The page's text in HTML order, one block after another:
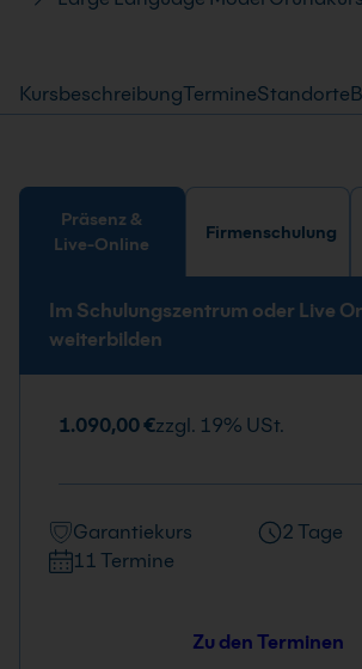
KursbeschreibungTermineStandorte
Präsenz &
Live-Online
Firmenschulung
Im Schulungszentrum oder Live
weiterbilden
1.090,00 €zzgl. 19% USt.
Garantiekurs
2 Tage
11 Termine
Zu den Terminen